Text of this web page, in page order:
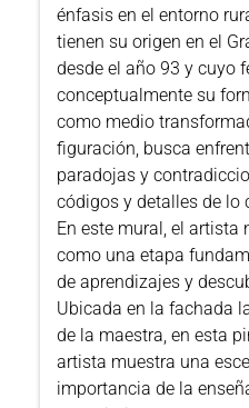
énfasis en el entorno
tienen su origen en el
desde el año 93 y cuyo
conceptualmente su
como medio
figuración, busca
paradojas y
códigos y detalles de lo
En este mural, el
como una etapa
de aprendizajes y
Ubicada en la fachada
de la maestra, en esta
artista muestra una
importancia de la